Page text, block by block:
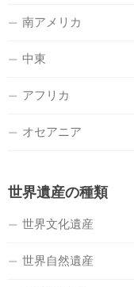
南アメリカ
中東
アフリカ
オセアニア
世界遺産の種類
世界文化遺産
世界自然遺産